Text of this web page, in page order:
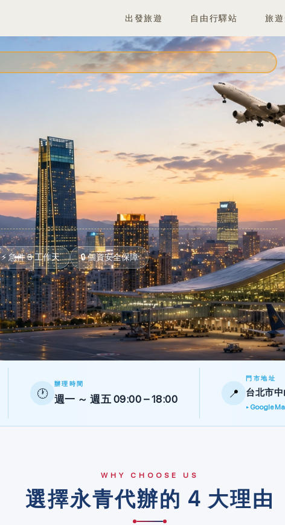
出發旅遊 自由行驛站 旅
⚡ 急件 3 工作天 🔒 個資安全保障
🕐
辦理時間
週一 ～ 週五 09:00 – 18:00 📍
門市地址
台北市
▸ Google
WHY CHOOSE US
選擇永青代辦的 4 大理由